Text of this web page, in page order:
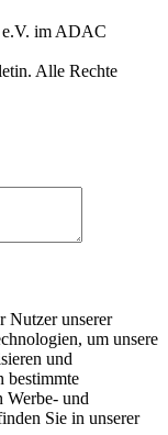
im ADAC
Alle Rechte
Nutzer unserer
um unsere
und
bestimmte
Werbe- und
Sie in unserer